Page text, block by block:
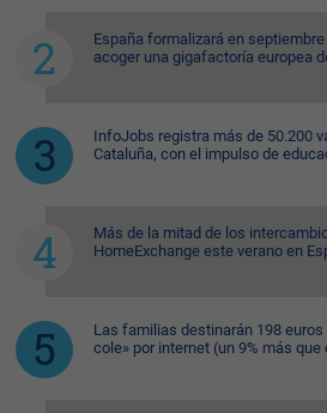
España formalizará en
acoger una gigafactoría europea
InfoJobs registra más de 50.200
Cataluña, con el impulso de
Más de la mitad de los
HomeExchange este verano en
Las familias destinarán 198 euros
cole» por internet (un 9% más que